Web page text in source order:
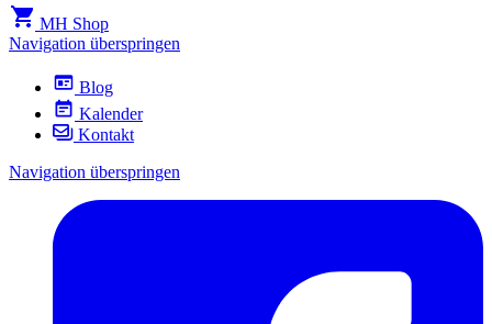
MH Shop
Navigation überspringen
Blog
Kalender
Kontakt
Navigation überspringen